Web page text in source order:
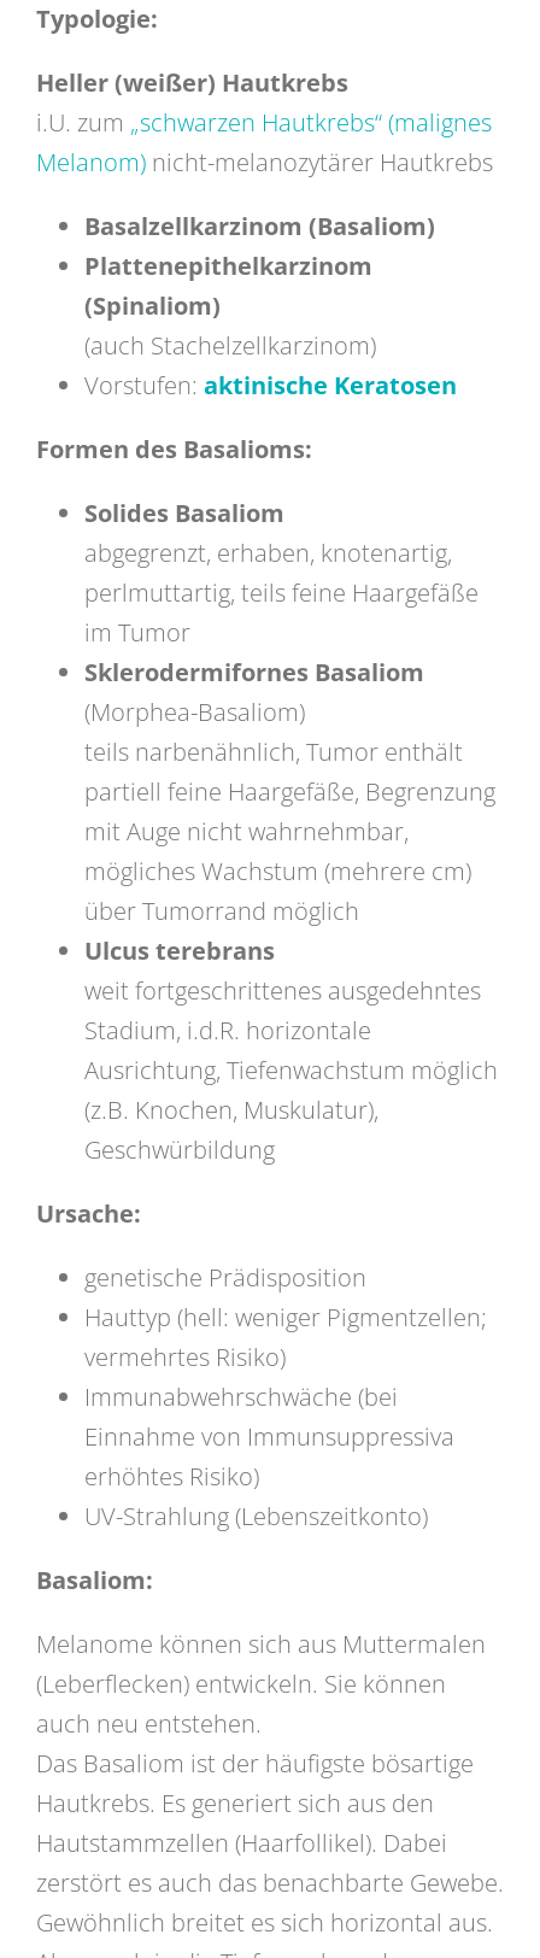
Typologie:
Heller (weißer) Hautkrebs
i.U. zum „schwarzen Hautkrebs“ (malignes
Melanom) nicht-melanozytärer Hautkrebs
Basalzellkarzinom (Basaliom)
Plattenepithelkarzinom
(Spinaliom)
(auch Stachelzellkarzinom)
Vorstufen: aktinische Keratosen
Formen des Basalioms:
Solides Basaliom
abgegrenzt, erhaben, knotenartig,
perlmuttartig, teils feine Haargefäße
im Tumor
Sklerodermifornes Basaliom
(Morphea-Basaliom)
teils narbenähnlich, Tumor enthält
partiell feine Haargefäße, Begrenzung
mit Auge nicht wahrnehmbar,
mögliches Wachstum (mehrere cm)
über Tumorrand möglich
Ulcus terebrans
weit fortgeschrittenes ausgedehntes
Stadium, i.d.R. horizontale
Ausrichtung, Tiefenwachstum möglich
(z.B. Knochen, Muskulatur),
Geschwürbildung
Ursache:
genetische Prädisposition
Hauttyp (hell: weniger Pigmentzellen;
vermehrtes Risiko)
Immunabwehrschwäche (bei
Einnahme von Immunsuppressiva
erhöhtes Risiko)
UV-Strahlung (Lebenszeitkonto)
Basaliom:
Melanome können sich aus Muttermalen
(Leberflecken) entwickeln. Sie können
auch neu entstehen.
Das Basaliom ist der häufigste bösartige
Hautkrebs. Es generiert sich aus den
Hautstammzellen (Haarfollikel). Dabei
zerstört es auch das benachbarte Gewebe.
Gewöhnlich breitet es sich horizontal aus.